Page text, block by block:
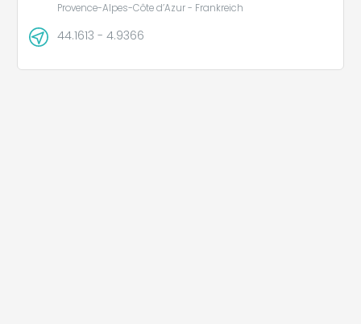
Provence-Alpes-Côte d’Azur - Frankreich
44.1613 - 4.9366